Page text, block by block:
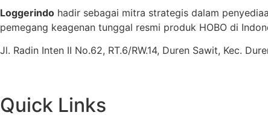
Loggerindo hadir sebagai mitra strategis dalam
pemegang keagenan tunggal resmi produk HOBO di
Jl. Radin Inten II No.62, RT.6/RW.14, Duren Sawit, Kec.
Quick Links